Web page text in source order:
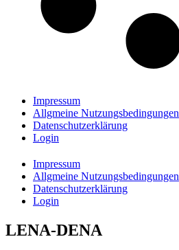
Impressum
Allgmeine Nutzungsbedingungen
Datenschutzerklärung
Login
Impressum
Allgmeine Nutzungsbedingungen
Datenschutzerklärung
Login
LENA-DENA